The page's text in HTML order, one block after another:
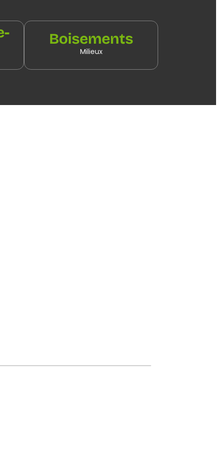
Boisements
Milieux